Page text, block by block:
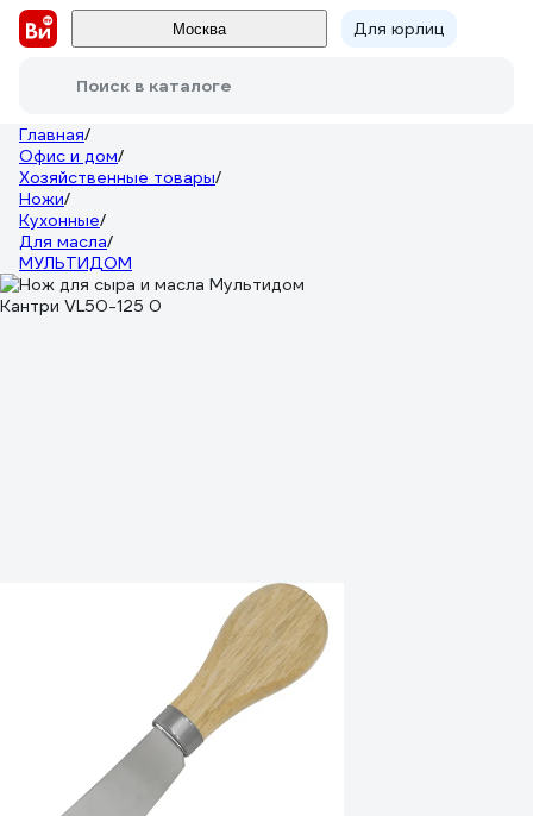
Москва Для юрлиц
Поиск в каталоге
Главная/
Офис и дом/
Хозяйственные товары/
Ножи/
Кухонные/
Для масла/
МУЛЬТИДОМ